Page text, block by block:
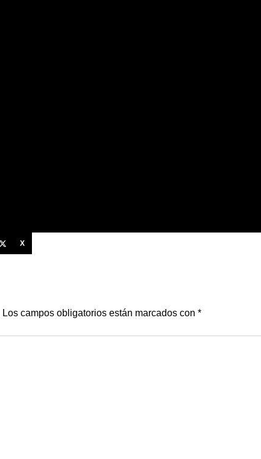
X
Los campos obligatorios están marcados con *